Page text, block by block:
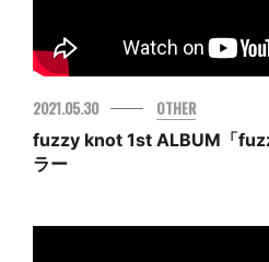
2021.05.30
OTHER
fuzzy knot 1st ALBUM「
ラー